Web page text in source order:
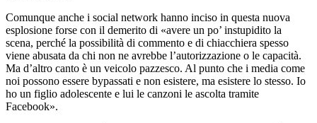
Comunque anche i social network hanno inciso in questa nuova
esplosione forse con il demerito di «avere un po’ instupidito la
scena, perché la possibilità di commento e di chiacchiera spesso
viene abusata da chi non ne avrebbe l’autorizzazione o le capacità.
Ma d’altro canto è un veicolo pazzesco. Al punto che i media come
noi possono essere bypassati e non esistere, ma esistere lo stesso. Io
ho un figlio adolescente e lui le canzoni le ascolta tramite
Facebook».